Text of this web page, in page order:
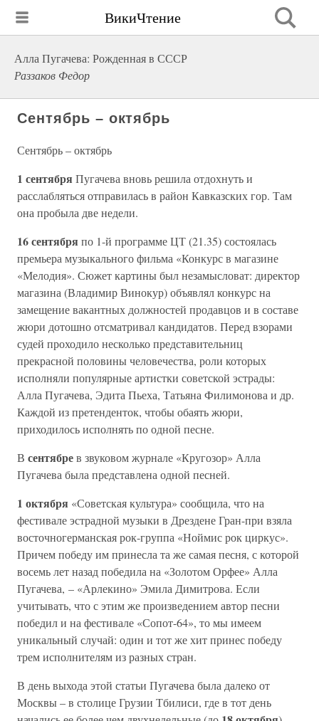
ВикиЧтение
Алла Пугачева: Рожденная в СССР
Раззаков Федор
Сентябрь – октябрь
Сентябрь – октябрь
1 сентября Пугачева вновь решила отдохнуть и
расслабляться отправилась в район Кавказских гор. Там
она пробыла две недели.
16 сентября по 1-й программе ЦТ (21.35) состоялась
премьера музыкального фильма «Конкурс в магазине
«Мелодия». Сюжет картины был незамысловат: директор
магазина (Владимир Винокур) объявлял конкурс на
замещение вакантных должностей продавцов и в составе
жюри дотошно отсматривал кандидатов. Перед взорами
судей проходило несколько представительниц
прекрасной половины человечества, роли которых
исполняли популярные артистки советской эстрады:
Алла Пугачева, Эдита Пьеха, Татьяна Филимонова и др.
Каждой из претенденток, чтобы обаять жюри,
приходилось исполнять по одной песне.
В сентябрев звуковом журнале «Кругозор» Алла
Пугачева была представлена одной песней.
1 октября «Советская культура» сообщила, что на
фестивале эстрадной музыки в Дрездене Гран-при взяла
восточногерманская рок-группа «Ноймис рок циркус».
Причем победу им принесла та же самая песня, с которой
восемь лет назад победила на «Золотом Орфее» Алла
Пугачева, – «Арлекино» Эмила Димитрова. Если
учитывать, что с этим же произведением автор песни
победил и на фестивале «Сопот-64», то мы имеем
уникальный случай: один и тот же хит принес победу
трем исполнителям из разных стран.
В день выхода этой статьи Пугачева была далеко от
Москвы – в столице Грузии Тбилиси, где в тот день